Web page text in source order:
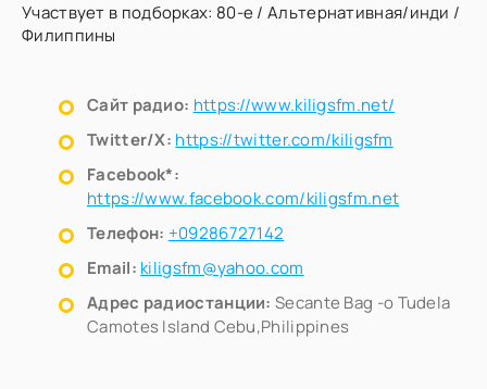
Участвует в подборках: 80-е/Альтернативная/инди /
Филиппины
Сайт радио: https://www.kiligsfm.net/
Twitter/X: https://twitter.com/kiligsfm
Facebook*:
https://www.facebook.com/kiligsfm.net
Телефон: +09286727142
Email: kiligsfm@yahoo.com
Адрес радиостанции: Secante Bag -o Tudela
Camotes Island Cebu,Philippines